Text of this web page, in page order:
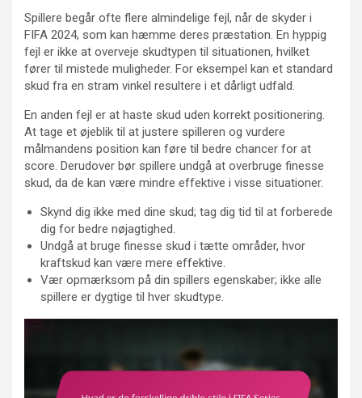
Spillere begår ofte flere almindelige fejl, når de skyder i
FIFA 2024, som kan hæmme deres præstation. En hyppig
fejl er ikke at overveje skudtypen til situationen, hvilket
fører til mistede muligheder. For eksempel kan et standard
skud fra en stram vinkel resultere i et dårligt udfald.
En anden fejl er at haste skud uden korrekt positionering.
At tage et øjeblik til at justere spilleren og vurdere
målmandens position kan føre til bedre chancer for at
score. Derudover bør spillere undgå at overbruge finesse
skud, da de kan være mindre effektive i visse situationer.
Skynd dig ikke med dine skud; tag dig tid til at forberede
dig for bedre nøjagtighed.
Undgå at bruge finesse skud i tætte områder, hvor
kraftskud kan være mere effektive.
Vær opmærksom på din spillers egenskaber; ikke alle
spillere er dygtige til hver skudtype.